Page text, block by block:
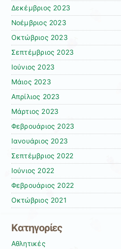
Δεκέμβριος 2023
Νοέμβριος 2023
Οκτώβριος 2023
Σεπτέμβριος 2023
Ιούνιος 2023
Μάιος 2023
Απρίλιος 2023
Μάρτιος 2023
Φεβρουάριος 2023
Ιανουάριος 2023
Σεπτέμβριος 2022
Ιούνιος 2022
Φεβρουάριος 2022
Οκτώβριος 2021
Kατηγορίες
Αθλητικές